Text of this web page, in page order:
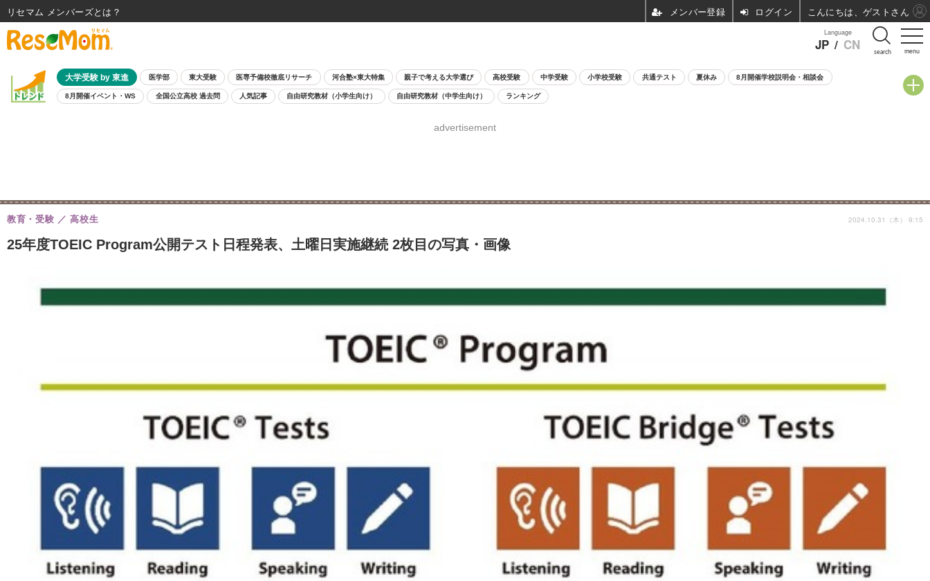
menu
Language
JP / CN search
大学受験 by 東進 医学部 東大受験 医専予備校徹底リサーチ 河合塾×東大特集 親子で考える大学選び 高校受験 中学受験 小学校受験 共通テスト 夏休み 8月開催学校説明会・相談会
8月開催イベント・WS 全国公立高校 過去問 人気記事 自由研究教材（小学生向け） 自由研究教材（中学生向け） ランキング
advertisement
25年度TOEIC Program公開テスト日程発表、土曜日実施継続 2枚目の写真・画像
教育・受験 高校生 2024.10.31（木） 9:15
リセマム メンバーズ ログイン こんにちは、ゲストさん